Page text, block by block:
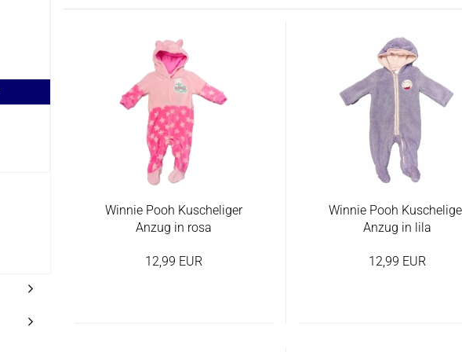
Strumpfhosen
Schlafanzüge
Socken und
Unterwäsche
Badeanzüge,
Wintermützen,
Handschuhe
2-Teiler/Sets
Regenschirme &
Adventskalender
Weihnachtsdeko
Winnie Pooh Kuscheliger
Anzug in rosa
12,99 EUR
Winnie Pooh
Anzug in lila
12,99 EUR